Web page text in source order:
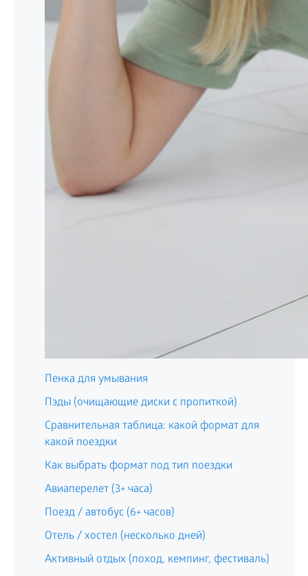
Пенка для умывания
Пэды (очищающие диски с пропиткой)
Сравнительная таблица: какой формат для
какой поездки
Как выбрать формат под тип поездки
Авиаперелет (3+ часа)
Поезд / автобус (6+ часов)
Отель / хостел (несколько дней)
Активный отдых (поход, кемпинг, фестиваль)